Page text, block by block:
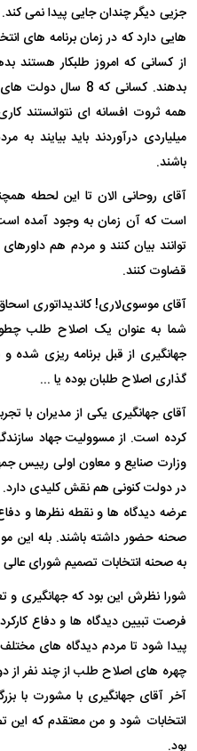
جزیی دیگر چندان جایی پیدا نمی
هایی دارد که در زمان برنامه های
از کسانی که امروز طلبکار هستند
بدهند. کسانی که 8
همه ثروت افسانه ای نتوانستند
میلیاردی درآوردند باید بیایند به
باشند.
آقای روحانی الان تا این لحطه
است که آن زمان به وجود آمده
توانند بیان کنند و مردم هم
قضاوت کنند.
آقای موسوی‌لاری! کاندیداتوری
شما به عنوان یک اصلاح طلب
جهانگیری از قبل برنامه ریزی
گذاری اصلاح طلبان بوده یا ...
آقای جهانگیری یکی از مدیران با
کرده است. از مسوولیت جهاد
وزارت صنایع و معاون اولی رییس
در دولت کنونی هم نقش کلیدی
عرضه دیدگاه ها و نقطه نظرها و
صحنه حضور داشته باشند. بله
به صحنه انتخابات تصمیم شورای
شورا نظرش این بود که جهانگیری و
فرصت تبیین دیدگاه ها و دفاع
پیدا شود تا مردم دیدگاه های
چهره های اصلاح طلب از چند نفر از
آخر آقای جهانگیری با مشورت با
انتخابات شود و من معتقدم که
بود.